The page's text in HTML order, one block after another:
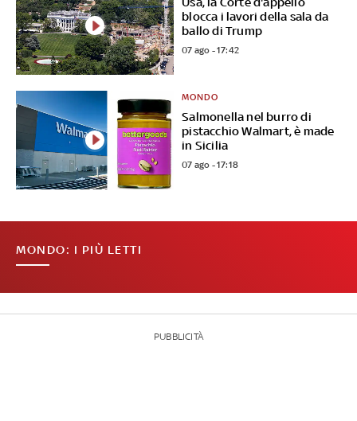
blocca i lavori della sala da
ballo di Trump
07 ago - 17:42
Salmonella nel burro di
pistacchio Walmart, è made
in Sicilia
MONDO
07 ago - 17:18
MONDO: I PIÙ LETTI
PUBBLICITÀ